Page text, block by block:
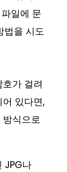
일에 문
법을 시도
호가 걸려
있다면,
식으로
JPG나